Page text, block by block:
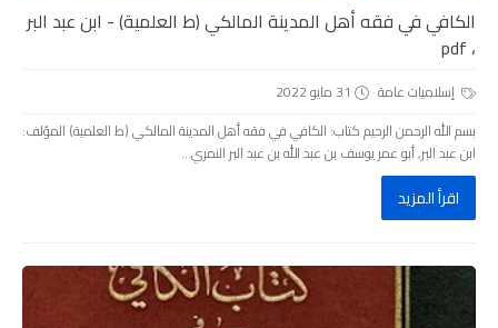
الكافي في فقه أهل المدينة المالكي (ط العلمية) - ابن عبد البر
، pdf
إسلاميات عامة
31 مايو 2022
بسم الله الرحمن الرحيم كتاب: الكافي في فقه أهل المدينة المالكي (ط العلمية) المؤلف:
ابن عبد البر, أبو عمر يوسف بن عبد الله بن عبد البر النمري...
اقرأ المزيد